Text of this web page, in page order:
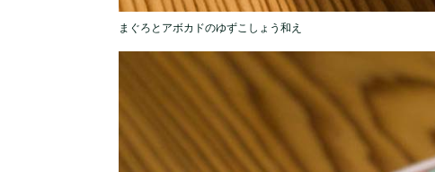
まぐろとアボカドのゆずこしょう和え